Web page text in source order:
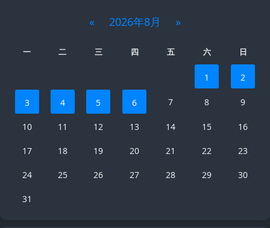
« 2026年8月 »
一 二 三 四 五 六 日
1 2
3 4 5 6 7 8 9
10 11 12 13 14 15 16
17 18 19 20 21 22 23
24 25 26 27 28 29 30
31